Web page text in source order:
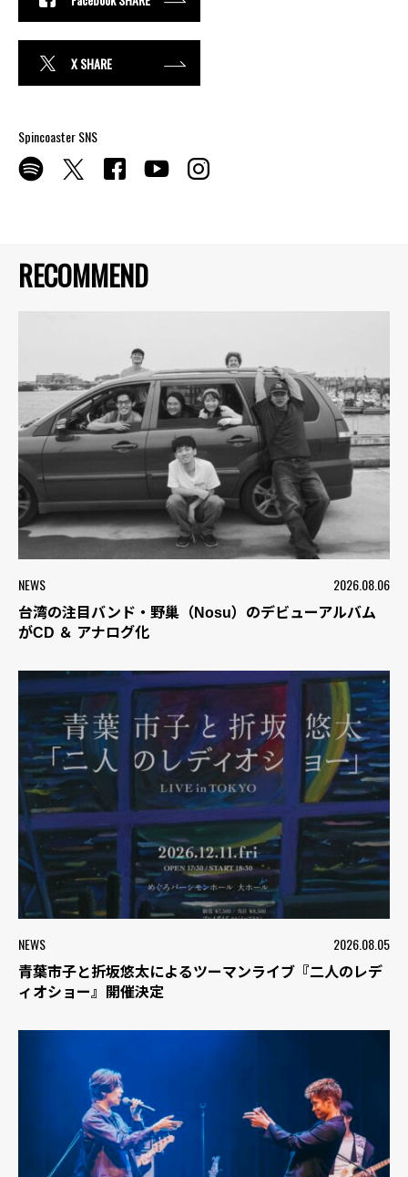
RECOMMEND
NEWS 2026.08.06
台湾の注目バンド・野巢（Nosu）のデビューアルバム
がCD ＆ アナログ化
NEWS 2026.08.05
青葉市子と折坂悠太によるツーマンライブ『二人のレデ
ィオショー』開催決定
X SHARE
Spincoaster SNS